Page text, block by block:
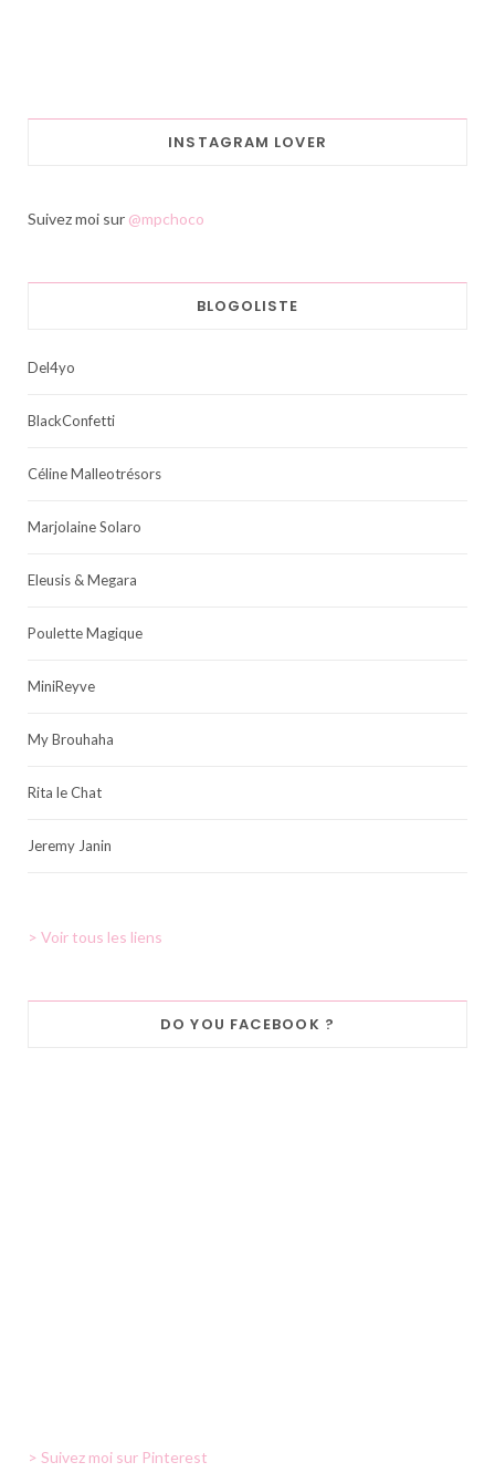
INSTAGRAM LOVER
Suivez moi sur @mpchoco
BLOGOLISTE
Del4yo
BlackConfetti
Céline Malleotrésors
Marjolaine Solaro
Eleusis & Megara
Poulette Magique
MiniReyve
My Brouhaha
Rita le Chat
Jeremy Janin
> Voir tous les liens
DO YOU FACEBOOK ?
> Suivez moi sur Pinterest